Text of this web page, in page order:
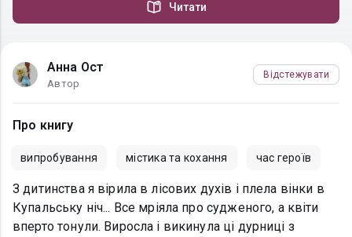
Читати
Анна Ост
Автор
Відстежувати
Про книгу
випробування містика та кохання час героїв
З дитинства я вірила в лісових духів і плела вінки в
Купальську ніч... Все мріяла про судженого, а квіти
вперто тонули. Виросла і викинула ці дурниці з